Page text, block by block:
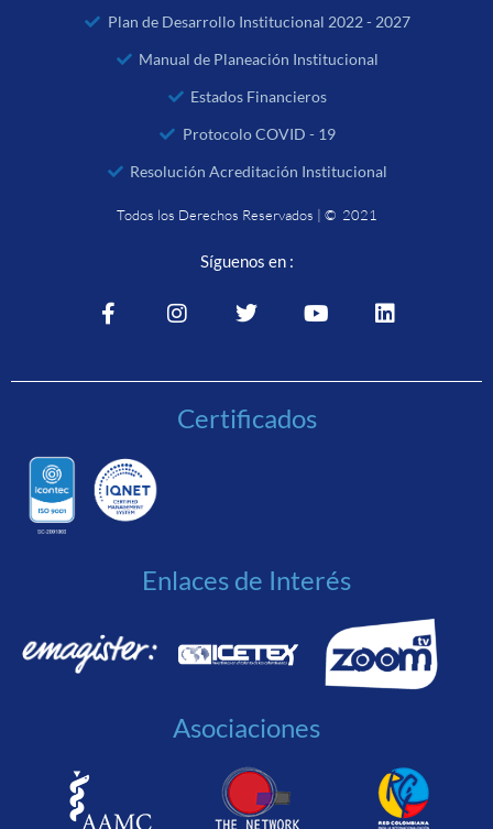
Plan de Desarrollo Institucional 2022 - 2027
Manual de Planeación Institucional
Estados Financieros
Protocolo COVID - 19
Resolución Acreditación Institucional
Todos los Derechos Reservados | © 2021
Síguenos en :
Certificados
Enlaces de Interés
Asociaciones